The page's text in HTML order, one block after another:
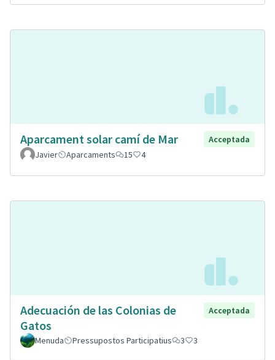
Aparcament solar camí de Mar
Acceptada
Javier
Aparcaments 15 4
Adecuación de las Colonias de
Gatos
Acceptada
Menuda Pressupostos Participatius 3 3